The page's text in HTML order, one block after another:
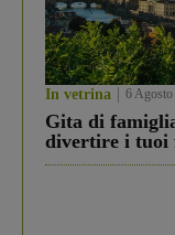
In vetrina 6
Gita di
divertire i tuoi